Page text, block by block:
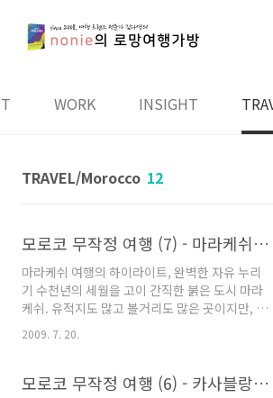
WORK INSIGHT
TRAVEL/Morocco 12
모로코 무작정 여행 (7) - 마라케쉬의 노천 카페에서 자유를 마시다
마라케쉬 여행의 하이라이트, 완벽한 자유 누리
기 수천년의 세월을 고이 간직한 붉은 도시 마라
케쉬. 유적지도 많고 볼거리도 많은 곳이지만, 애
초부터 마라케쉬에서 무언가를 보고 가리라는 욕
심은 전혀 없었다. 고단한 직장생활로 지칠 대로
서울에서 내가 갈 수 있는 가장 멀리 떨어진 곳을
2009. 7. 20.
모로코 무작정 여행 (6) - 카사블랑카에서 쇼핑한 아이템 - 먹거리,뷰티 중심